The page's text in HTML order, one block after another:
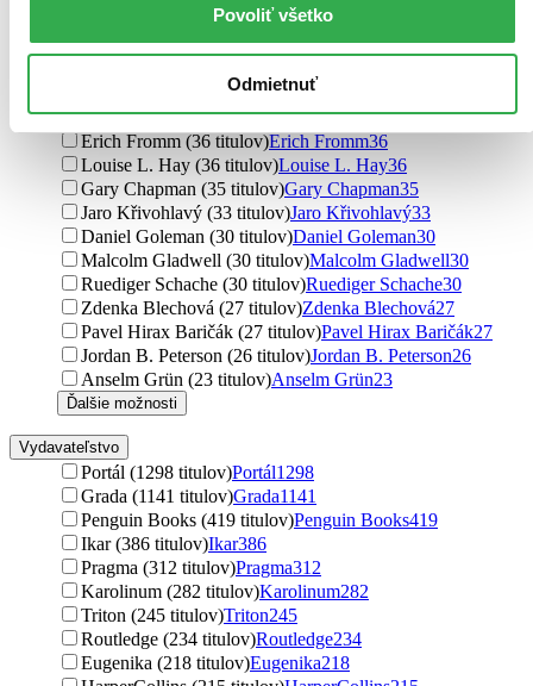
Povoliť všetko
Odmietnuť
Barbara De Angelis (50 titulov)Barbara De Angelis
Dan Ariely (45 titulov)Dan Ariely45
Marcus Aurelius (41 titulov)Marcus Aurelius
David Gruber (36 titulov)David Gruber36
Erich Fromm (36 titulov)Erich Fromm36
Louise L. Hay (36 titulov)Louise L. Hay36
Gary Chapman (35 titulov)Gary Chapman35
Jaro Křivohlavý (33 titulov)Jaro Křivohlavý33
Daniel Goleman (30 titulov)Daniel Goleman30
Malcolm Gladwell (30 titulov)Malcolm Gladwell30
Ruediger Schache (30 titulov)Ruediger Schache30
Zdenka Blechová (27 titulov)Zdenka Blechová27
Pavel Hirax Baričák (27 titulov)Pavel Hirax Baričák27
Jordan B. Peterson (26 titulov)Jordan B. Peterson26
Anselm Grün (23 titulov)Anselm Grün23
Ďalšie možnosti
Vydavateľstvo
Portál (1298 titulov)Portál1298
Grada (1141 titulov)Grada1141
Penguin Books (419 titulov)Penguin Books419
Ikar (386 titulov)Ikar386
Pragma (312 titulov)Pragma312
Karolinum (282 titulov)Karolinum282
Triton (245 titulov)Triton245
Routledge (234 titulov)Routledge234
Eugenika (218 titulov)Eugenika218